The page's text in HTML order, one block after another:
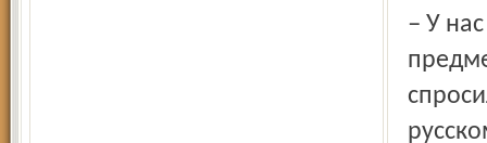
– У нас в школах русский язык был обязательным